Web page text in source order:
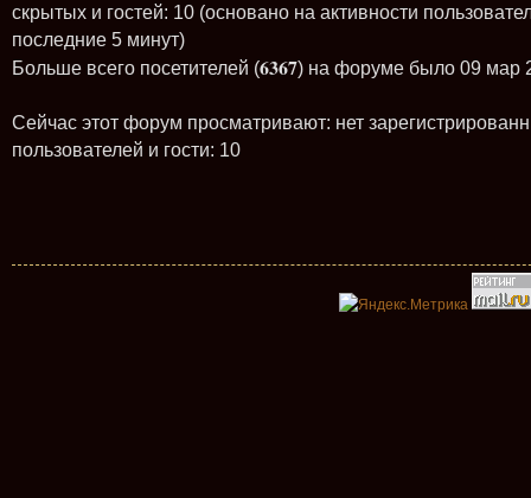
скрытых и гостей: 10 (основано на активности
последние 5 минут)
Больше всего посетителей (6367) на форуме было 09 мар
Сейчас этот форум просматривают: нет
пользователей и гости: 10